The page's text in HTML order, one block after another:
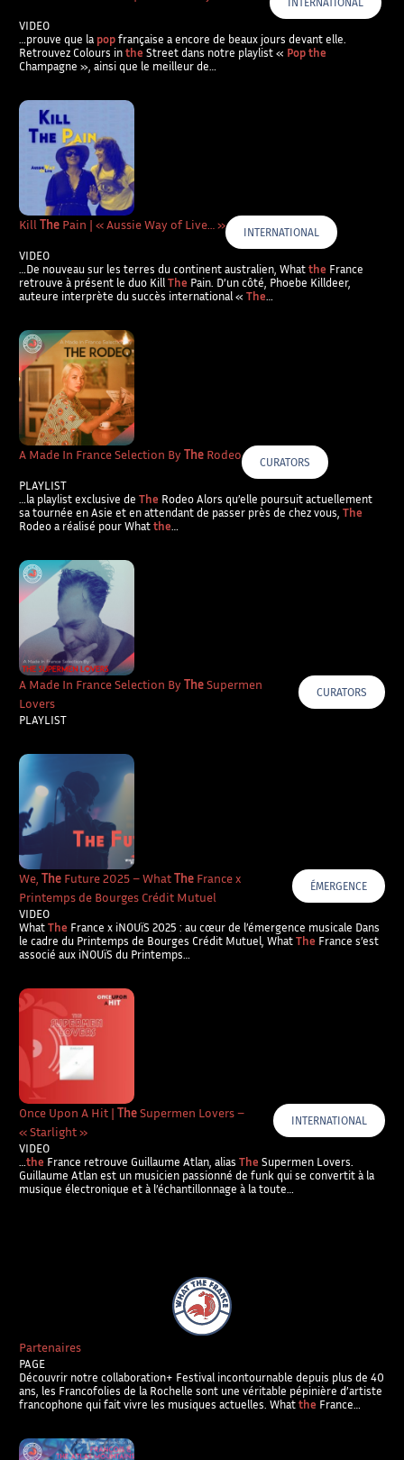
What The France – Back to homepage
VIDEO
…prouve que la pop française a encore de beaux jours devant elle.
Retrouvez Colours inthe Street dans notre playlist « Pop the
Champagne », ainsi que le meilleur de…
KillThe Pain | « Aussie Way of Live… » INTERNATIONAL
VIDEO
…De nouveau sur les terres du continent australien, Whatthe France
retrouve à présent le duo KillThe Pain. D’un côté, Phoebe Killdeer,
auteure interprète du succès international «The…
A Made In France Selection ByThe Rodeo CURATORS
PLAYLIST
…la playlist exclusive deThe Rodeo Alors qu’elle poursuit actuellement
sa tournée en Asie et en attendant de passer près de chez vous,The
Rodeo a réalisé pour Whatthe…
A Made In France Selection ByTheSupermen
Lovers
CURATORS
PLAYLIST
We,The Future 2025 – WhatThe France x
Printemps de Bourges Crédit Mutuel
ÉMERGENCE
VIDEO
WhatThe France x iNOUïS 2025 : au cœur de l’émergence musicale Dans
le cadre du Printemps de Bourges Crédit Mutuel, WhatThe France s’est
associé aux iNOUïS du Printemps…
Once Upon A Hit |TheSupermen Lovers –
« Starlight »
INTERNATIONAL
VIDEO
…the France retrouve Guillaume Atlan, aliasThe Supermen Lovers.
Guillaume Atlan est un musicien passionné de funk qui se convertit à la
musique électronique et à l’échantillonnage à la toute…
Partenaires
PAGE
Découvrir notre collaboration+ Festival incontournable depuis plus de 40
ans, les Francofolies de la Rochelle sont une véritable pépinière d’artiste
francophone qui fait vivre les musiques actuelles. Whatthe France…